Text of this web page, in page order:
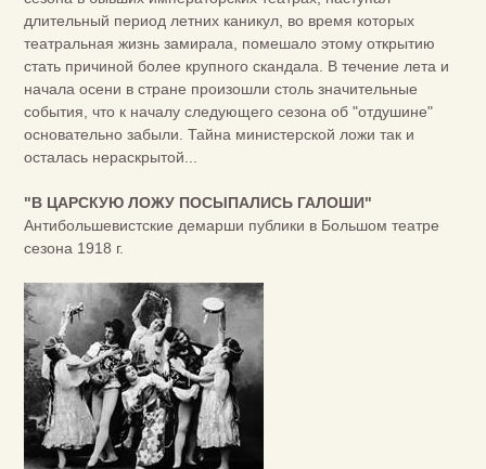
длительный период летних каникул, во время которых
театральная жизнь замирала, помешало этому открытию
стать причиной более крупного скандала. В течение лета и
начала осени в стране произошли столь значительные
события, что к началу следующего сезона об "отдушине"
основательно забыли. Тайна министерской ложи так и
осталась нераскрытой...
"В ЦАРСКУЮ ЛОЖУ ПОСЫПАЛИСЬ ГАЛОШИ"
Антибольшевистские демарши публики в Большом театре
сезона 1918 г.